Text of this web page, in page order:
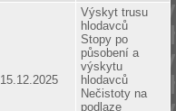
15.12.2025
Výskyt trusu
hlodavců
Stopy po
působení a
výskytu
hlodavců
Nečistoty na
podlaze